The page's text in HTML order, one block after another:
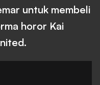
untuk membeli
horor Kai